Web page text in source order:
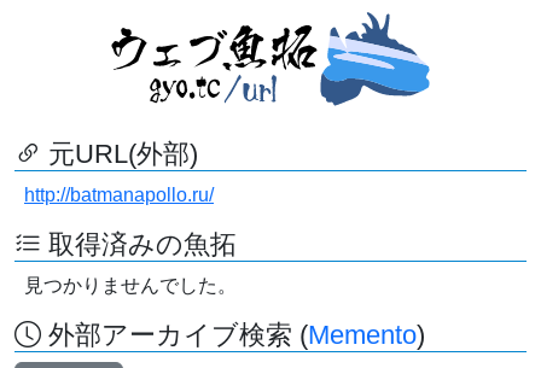
元URL(外部)
http://batmanapollo.ru/
取得済みの魚拓
見つかりませんでした。
外部アーカイブ検索 (Memento)